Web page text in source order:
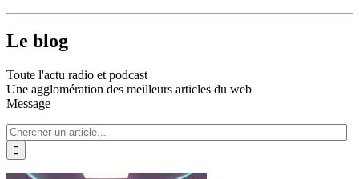
Le blog
Toute l'actu radio et podcast
Une agglomération des meilleurs articles du web
Message